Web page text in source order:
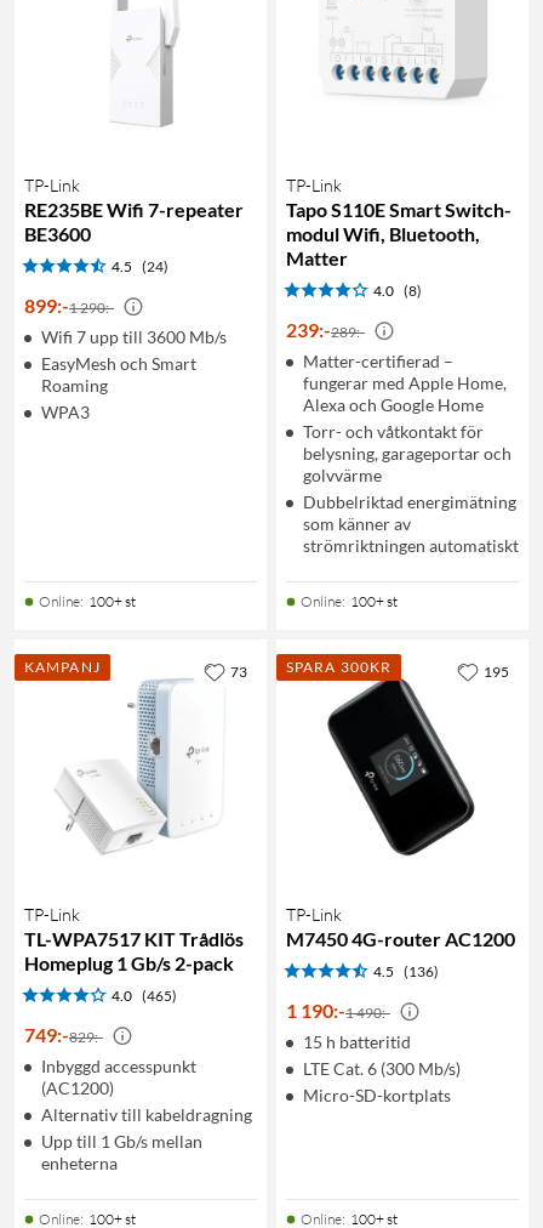
TP-Link
RE235BE Wifi 7-repeater
BE3600
4.5 (24)
899:-1 290:-
Wifi 7 upp till 3600 Mb/s
EasyMesh och Smart
Roaming
WPA3
Online: 100+ st
TP-Link
Tapo S110E Smart Switch-
modul Wifi, Bluetooth,
Matter
4.0 (8)
239:-289:-
Matter-certifierad –
fungerar med Apple Home,
Alexa och Google Home
Torr- och våtkontakt för
belysning, garageportar och
golvvärme
Dubbelriktad energimätning
som känner av
strömriktningen automatiskt
Online: 100+ st
KAMPANJ
TP-Link
TL-WPA7517 KIT Trådlös
Homeplug 1 Gb/s 2-pack
4.0 (465)
749:-829:-
Inbyggd accesspunkt
(AC1200)
Alternativ till kabeldragning
Upp till 1 Gb/s mellan
enheterna
Online: 100+ st
73 SPARA 300KR
TP-Link
M7450 4G-router AC1200
4.5 (136)
1 190:-1 490:-
15 h batteritid
LTE Cat. 6 (300 Mb/s)
Micro-SD-kortplats
Online: 100+ st
195